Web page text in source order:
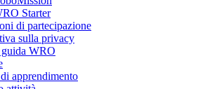
Starter
di partecipazione
sulla privacy
WRO
apprendimento